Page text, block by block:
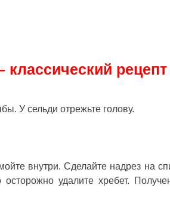
рецепт
У сельди отрежьте голову.
внутри. Сделайте надрез на
удалите хребет.